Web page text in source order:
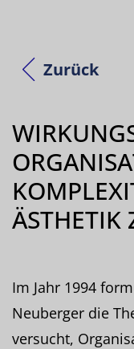
Zurück
ÄSTHETIK
Im Jahr 1994
Neuberger die
versucht,